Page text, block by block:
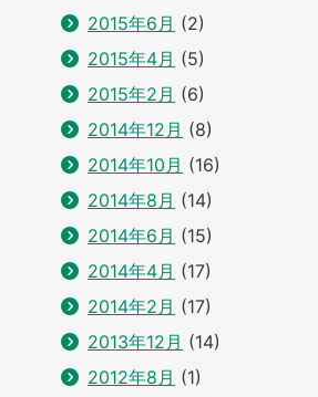
2015年6月 (2)
2015年4月 (5)
2015年2月 (6)
2014年12月 (8)
2014年10月 (16)
2014年8月 (14)
2014年6月 (15)
2014年4月 (17)
2014年2月 (17)
2013年12月 (14)
2012年8月 (1)